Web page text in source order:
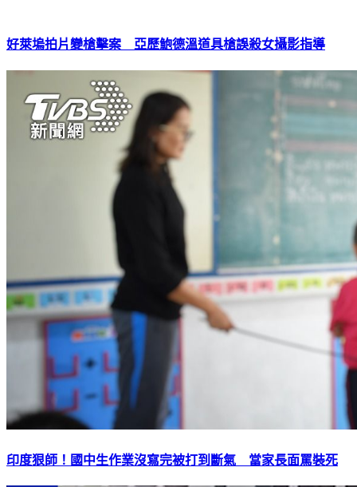
好萊塢拍片變槍擊案 亞歷鮑德溫道具槍誤殺女攝影指導
印度狠師！國中生作業沒寫完被打到斷氣 當家長面罵裝死